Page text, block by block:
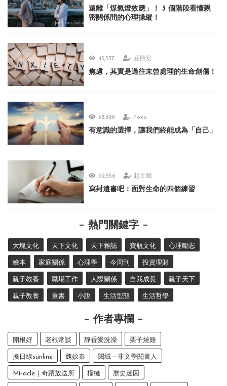
遠離「煤氣燈效應」！ 3 個階段看懂親
密關係間的心理操縱！
45,537 莊博安
焦慮，其實是過往未曾處理的生命創傷！
38,699 Poka
有意識的選擇，讓我們終能成為「自己」
32,556 趙士懿
寫封遺書吧：面對生命的四個練習
熱門關鍵字
大塊文化 天下文化 天下雜誌 寶瓶文化 心理勵志
繪本 家庭關係 心理學 今周刊 投資理財
親子教養 職場工作 人際關係 自我成長 親子天下
親子教養 童書 小說 生活型態 生活哲學
作者專欄
開根好 老根常談 靜香愛洗澡 栗子燒雞
換日線sunline 魏妏秦 閱域－非文學閱書人
Miracle｜奇蹟放送所 榴槤 歷史迷因